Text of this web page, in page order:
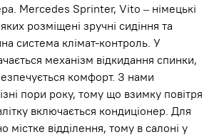
Mercedes Sprinter, Vito – німецькі
розміщені зручні сидіння та
система клімат-контроль. У
механізм відкидання спинки,
комфорт. З нами
пори року, тому що взимку повітря
включається кондиціонер. Для
містке відділення, тому в салоні у